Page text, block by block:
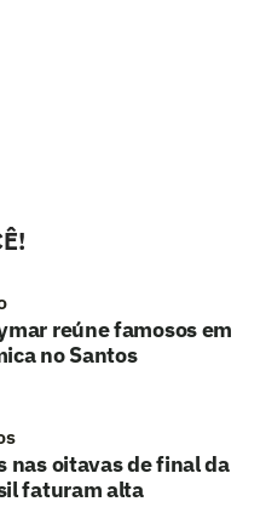
reúne famosos em
no Santos
nas oitavas de final da
faturam alta